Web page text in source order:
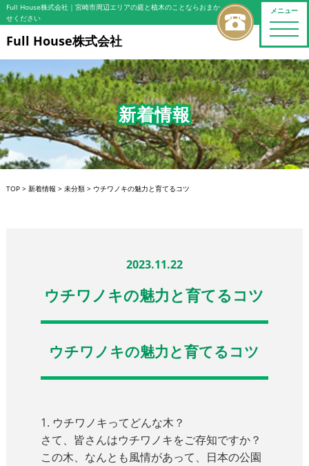
メニュー
toggle
Full House株式会社｜宮崎市周辺エリアの庭と植木のことならおまか
せください
Full House株式会社
新着情報
TOP> 新着情報 > 未分類> ウチワノキの魅力と育てるコツ
2023.11.22
ウチワノキの魅力と育てるコツ
ウチワノキの魅力と育てるコツ
1. ウチワノキってどんな木？
さて、皆さんはウチワノキをご存知ですか？
この木、なんとも風情があって、日本の公園